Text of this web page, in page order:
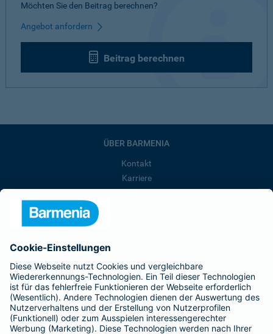
Möchten Sie den Beitrag berechnen?
Angebot anfordern
Beitrag berechnen
ÜBER BARMENIA
Kontakt
Karriere
Barmenia ist Teil der BarmeniaGothaer
BELIEBTE SEITEN
Kranken-Zusatzversicherung
Tierversicherungen
Haftpflichtversicherung